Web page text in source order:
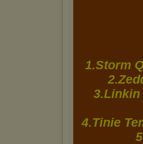
1.Storm
3.Linkin
4.Tinie